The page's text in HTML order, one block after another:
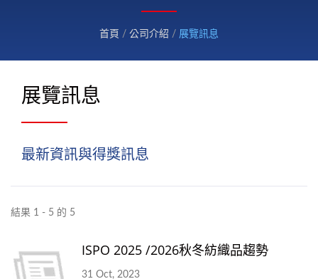
惠的針織布料。
首頁 / 公司介紹 / 展覽訊息
展覽訊息
最新資訊與得獎訊息
結果 1 - 5 的 5
ISPO 2025 /2026秋冬紡織品趨勢
31 Oct, 2023